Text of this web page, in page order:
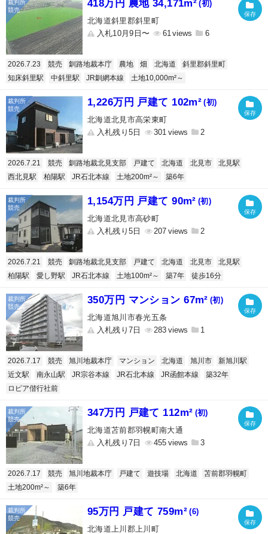
418万円 農地 34,171m² (初)
北海道斜里郡斜里町
入札10月9日〜
61 6
2026.7.23 競売 釧路地裁本庁 農地 畑 北海道
斜里郡斜里町
知床斜里駅
中斜里駅 JR釧網本線 土地10,000m²～
1,226万円 戸建て 102m² (初)
北海道北見市高栄東町
入札残り5日
301 2
2026.7.21 競売 釧路地裁北見支部 戸建て 北海道 北見市
北見駅
西北見駅
柏陽駅 JR石北本線 土地200m²～ 築6年
1,154万円 戸建て 90m² (初)
北海道北見市高砂町
入札残り5日
207 2
2026.7.21 競売 釧路地裁北見支部 戸建て 北海道 北見市
北見駅
柏陽駅
愛し野駅 JR石北本線 土地100m²～ 築7年 徒歩16分
350万円 マンション 67m² (初)
北海道旭川市春光五条
入札残り7日
283 1
2026.7.17 競売 旭川地裁本庁 マンション 北海道 旭川市
新旭川駅
近文駅
南永山駅 JR宗谷本線 JR石北本線 JR函館本線
築32年
ロピア偕行社前
347万円 戸建て 112m² (初)
北海道苫前郡羽幌町南大通
入札残り7日
455 3
2026.7.17 競売 旭川地裁本庁 戸建て 遊技場 北海道
苫前郡羽幌町
土地200m²～
築6年
95万円 戸建て 759m² (6)
北海道上川郡上川町